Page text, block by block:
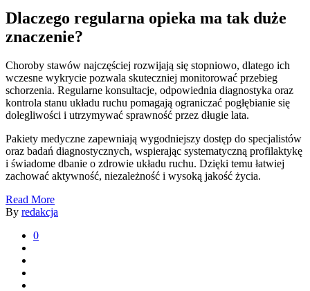
Dlaczego regularna opieka ma tak duże
znaczenie?
Choroby stawów najczęściej rozwijają się stopniowo, dlatego ich
wczesne wykrycie pozwala skuteczniej monitorować przebieg
schorzenia. Regularne konsultacje, odpowiednia diagnostyka oraz
kontrola stanu układu ruchu pomagają ograniczać pogłębianie się
dolegliwości i utrzymywać sprawność przez długie lata.
Pakiety medyczne zapewniają wygodniejszy dostęp do specjalistów
oraz badań diagnostycznych, wspierając systematyczną profilaktykę
i świadome dbanie o zdrowie układu ruchu. Dzięki temu łatwiej
zachować aktywność, niezależność i wysoką jakość życia.
Read More
By redakcja
0